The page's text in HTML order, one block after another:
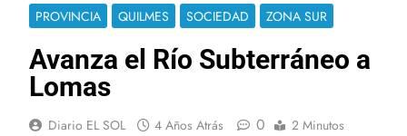
PROVINCIA QUILMES SOCIEDAD ZONA SUR
Avanza el Río Subterráneo a
Lomas
Diario EL SOL 4 Años Atrás 0 2 Minutos